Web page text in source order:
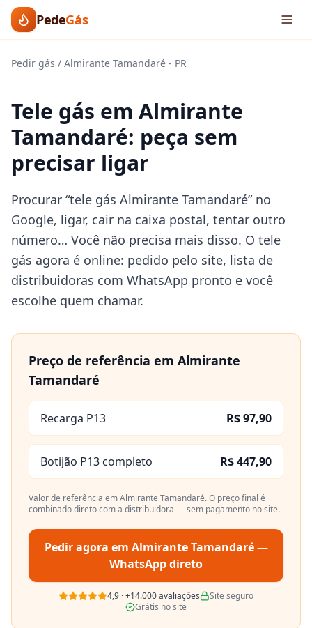
PedeGás
Pedir gás / Almirante Tamandaré - PR
Tele gás em Almirante
Tamandaré: peça sem
precisar ligar
Procurar “tele gás Almirante Tamandaré” no
Google, ligar, cair na caixa postal, tentar outro
número… Você não precisa mais disso. O tele
gás agora é online: pedido pelo site, lista de
distribuidoras com WhatsApp pronto e você
escolhe quem chamar.
Preço de referência em Almirante
Tamandaré
Recarga P13 R$ 97,90
Botijão P13 completo R$ 447,90
Valor de referência emAlmirante Tamandaré. O preço final é
combinado direto com a distribuidora — sem pagamento no site.
Pedir agora em Almirante Tamandaré—
WhatsApp direto
4,9 ·+14.000avaliações
Site seguro
Grátis no site